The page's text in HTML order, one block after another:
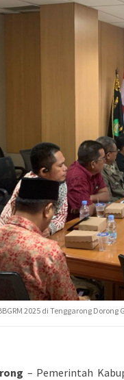
2025 di Tenggarong Dorong
– Pemerintah